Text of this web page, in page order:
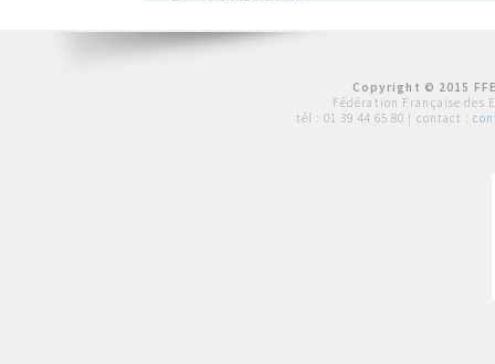
Copyright © 2015
Fédération Française des
tél : 01 39 44 65 80 | contact :